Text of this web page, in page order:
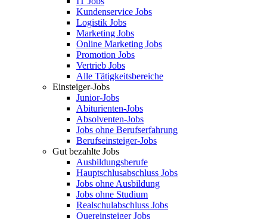
Kundenservice Jobs
Logistik Jobs
Marketing Jobs
Online Marketing Jobs
Promotion Jobs
Vertrieb Jobs
Alle Tätigkeitsbereiche
Einsteiger-Jobs
Junior-Jobs
Abiturienten-Jobs
Absolventen-Jobs
Jobs ohne Berufserfahrung
Berufseinsteiger-Jobs
Gut bezahlte Jobs
Ausbildungsberufe
Hauptschlusabschluss Jobs
Jobs ohne Ausbildung
Jobs ohne Studium
Realschulabschluss Jobs
Quereinsteiger Jobs